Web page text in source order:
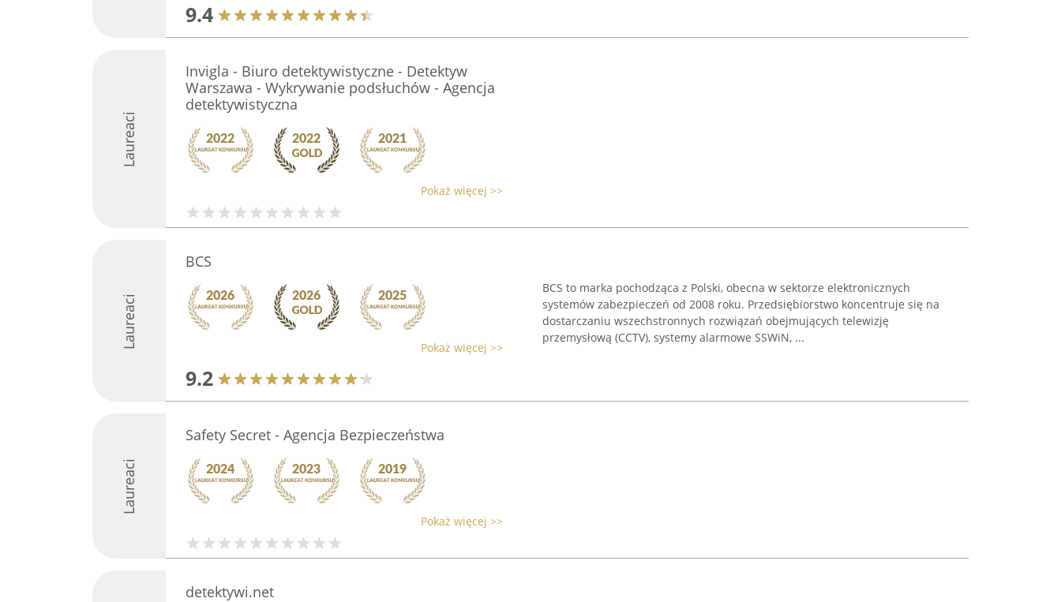
9.4
Laureaci
Invigla - Biuro detektywistyczne - Detektyw
Warszawa - Wykrywanie podsłuchów - Agencja
detektywistyczna
Pokaż więcej >>
Laureaci
BCS
Pokaż więcej >>
9.2
BCS to marka pochodząca z Polski, obecna w sektorze elektronicznych
systemów zabezpieczeń od 2008 roku. Przedsiębiorstwo koncentruje się na
dostarczaniu wszechstronnych rozwiązań obejmujących telewizję
przemysłową (CCTV), systemy alarmowe SSWiN, ...
Laureaci
Safety Secret - Agencja Bezpieczeństwa
Pokaż więcej >>
detektywi.net